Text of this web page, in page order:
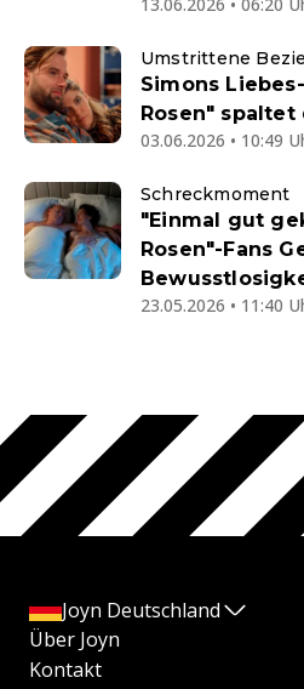
Umstrittene
Simons
Rosen" spaltet
03.06.2026 • 10:49
Schreckmoment
"Einmal gut
Rosen"-Fans
23.05.2026 • 11:40
Joyn Deutschland
Über Joyn
Kontakt